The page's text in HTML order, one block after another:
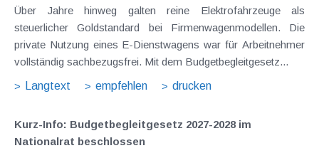
Über Jahre hinweg galten reine Elektrofahrzeuge als
steuerlicher Goldstandard bei Firmenwagenmodellen. Die
private Nutzung eines E-Dienstwagens war für Arbeitnehmer
vollständig sachbezugsfrei. Mit dem Budgetbegleitgesetz...
Langtext
empfehlen drucken
Kurz-Info: Budgetbegleitgesetz 2027-2028 im
Nationalrat beschlossen